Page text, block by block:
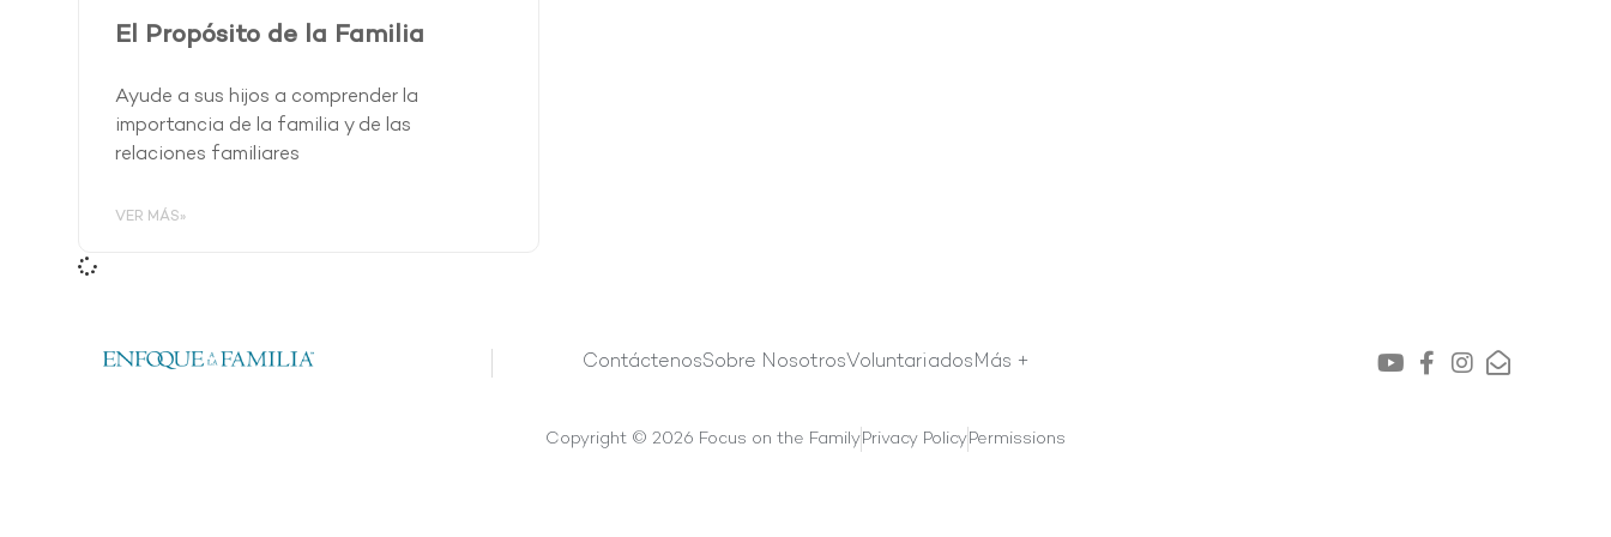
El Propósito de la Familia
Ayude a sus hijos a comprender la
importancia de la familia y de las
relaciones familiares
VER MÁS»
ContáctenosSobre NosotrosVoluntariadosMás +
Copyright © 2026 Focus on the FamilyPrivacy PolicyPermissions